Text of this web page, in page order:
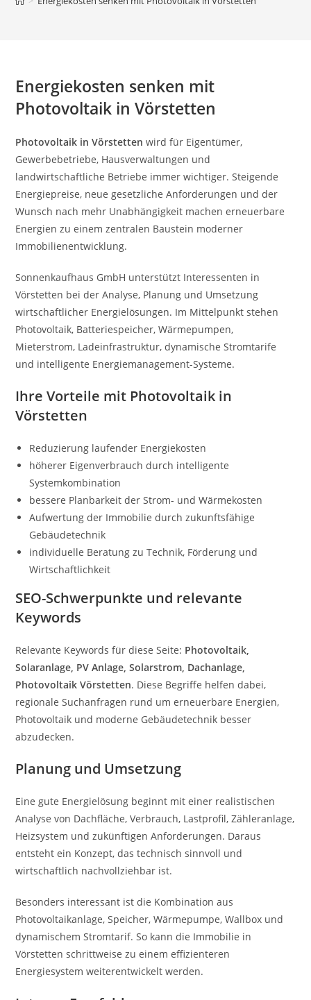
Energiekosten senken mit
Photovoltaik in Vörstetten
Photovoltaik in Vörstetten wird für Eigentümer,
Gewerbebetriebe, Hausverwaltungen und
landwirtschaftliche Betriebe immer wichtiger. Steigende
Energiepreise, neue gesetzliche Anforderungen und der
Wunsch nach mehr Unabhängigkeit machen erneuerbare
Energien zu einem zentralen Baustein moderner
Immobilienentwicklung.
Sonnenkaufhaus GmbH unterstützt Interessenten in
Vörstetten bei der Analyse, Planung und Umsetzung
wirtschaftlicher Energielösungen. Im Mittelpunkt stehen
Photovoltaik, Batteriespeicher, Wärmepumpen,
Mieterstrom, Ladeinfrastruktur, dynamische Stromtarife
und intelligente Energiemanagement-Systeme.
Ihre Vorteile mit Photovoltaik in
Vörstetten
Reduzierung laufender Energiekosten
höherer Eigenverbrauch durch intelligente
Systemkombination
bessere Planbarkeit der Strom- und Wärmekosten
Aufwertung der Immobilie durch zukunftsfähige
Gebäudetechnik
individuelle Beratung zu Technik, Förderung und
Wirtschaftlichkeit
SEO-Schwerpunkte und relevante
Keywords
Relevante Keywords für diese Seite: Photovoltaik,
Solaranlage, PV Anlage, Solarstrom, Dachanlage,
Photovoltaik Vörstetten. Diese Begriffe helfen dabei,
regionale Suchanfragen rund um erneuerbare Energien,
Photovoltaik und moderne Gebäudetechnik besser
abzudecken.
Planung und Umsetzung
Eine gute Energielösung beginnt mit einer realistischen
Analyse von Dachfläche, Verbrauch, Lastprofil, Zähleranlage,
Heizsystem und zukünftigen Anforderungen. Daraus
entsteht ein Konzept, das technisch sinnvoll und
wirtschaftlich nachvollziehbar ist.
Besonders interessant ist die Kombination aus
Photovoltaikanlage, Speicher, Wärmepumpe, Wallbox und
dynamischem Stromtarif. So kann die Immobilie in
Vörstetten schrittweise zu einem effizienteren
Energiesystem weiterentwickelt werden.